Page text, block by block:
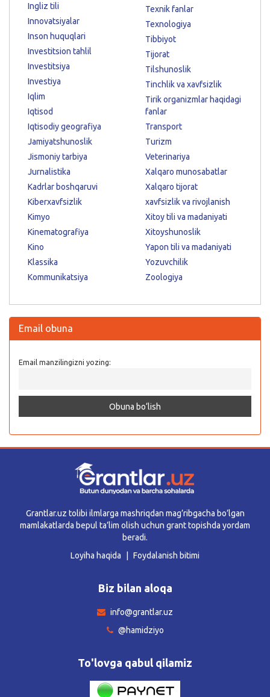
Ingliz tili
Innovatsiyalar
Inson huquqlari
Investitsion tahlil
Investitsiya
Investiya
Iqlim
Iqtisod
Iqtisodiy geografiya
Jamiyatshunoslik
Jismoniy tarbiya
Jurnalistika
Kadrlar boshqaruvi
Kiberxavfsizlik
Kimyo
Kinematografiya
Kino
Klassika
Kommunikatsiya
Texnik fanlar
Texnologiya
Tibbiyot
Tijorat
Tilshunoslik
Tinchlik va xavfsizlik
Tirik organizmlar haqidagi
fanlar
Transport
Turizm
Veterinariya
Xalqaro munosabatlar
Xalqaro tijorat
xavfsizlik va rivojlanish
Xitoy tili va madaniyati
Xitoyshunoslik
Yapon tili va madaniyati
Yozuvchilik
Zoologiya
Email obuna
Email manzilingizni yozing:
Grantlar.uz tolibi ilmlarga mashriqdan mag’ribgacha bo’lgan
mamlakatlarda bepul ta’lim olish uchun grant topishda yordam
beradi.
Loyiha haqida
Foydalanish bitimi
Biz bilan aloqa
info@grantlar.uz
@hamidziyo
To'lovga qabul qilamiz